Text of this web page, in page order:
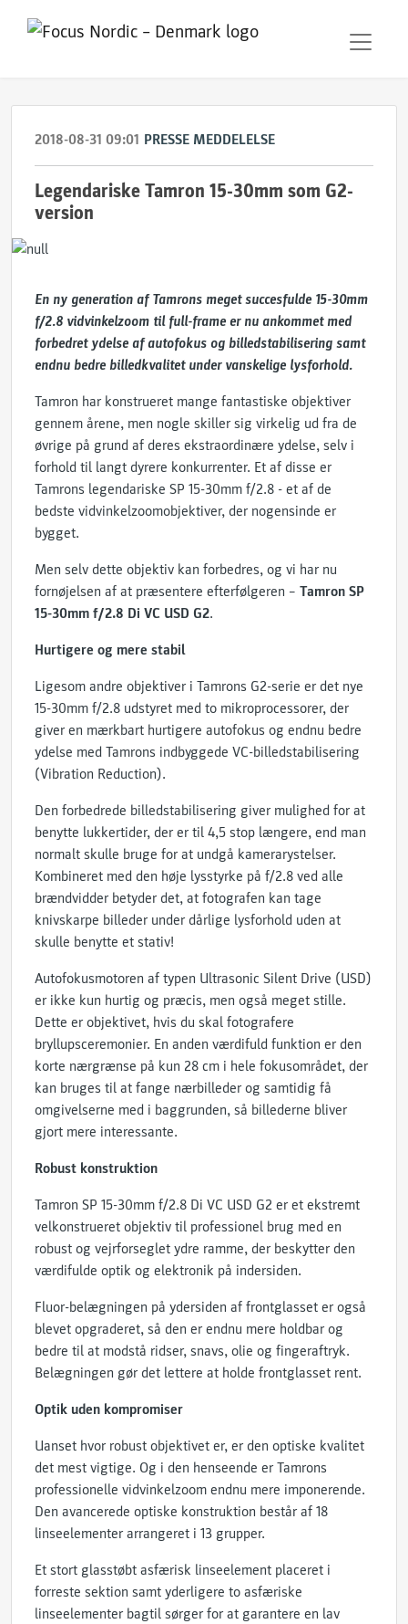
2018-08-31 09:01 PRESSE MEDDELELSE
Legendariske Tamron 15-30mm som G2-
version
En ny generation af Tamrons meget succesfulde 15-30mm
f/2.8 vidvinkelzoom til full-frame er nu ankommet med
forbedret ydelse af autofokus og billedstabilisering samt
endnu bedre billedkvalitet under vanskelige lysforhold.
Tamron har konstrueret mange fantastiske objektiver
gennem årene, men nogle skiller sig virkelig ud fra de
øvrige på grund af deres ekstraordinære ydelse, selv i
forhold til langt dyrere konkurrenter. Et af disse er
Tamrons legendariske SP 15-30mm f/2.8 - et af de
bedste vidvinkelzoomobjektiver, der nogensinde er
bygget.
Men selv dette objektiv kan forbedres, og vi har nu
fornøjelsen af at præsentere efterfølgeren – Tamron SP
15-30mm f/2.8 Di VC USD G2.
Hurtigere og mere stabil
Ligesom andre objektiver i Tamrons G2-serie er det nye
15-30mm f/2.8 udstyret med to mikroprocessorer, der
giver en mærkbart hurtigere autofokus og endnu bedre
ydelse med Tamrons indbyggede VC-billedstabilisering
(Vibration Reduction).
Den forbedrede billedstabilisering giver mulighed for at
benytte lukkertider, der er til 4,5 stop længere, end man
normalt skulle bruge for at undgå kamerarystelser.
Kombineret med den høje lysstyrke på f/2.8 ved alle
brændvidder betyder det, at fotografen kan tage
knivskarpe billeder under dårlige lysforhold uden at
skulle benytte et stativ!
Autofokusmotoren af typen Ultrasonic Silent Drive (USD)
er ikke kun hurtig og præcis, men også meget stille.
Dette er objektivet, hvis du skal fotografere
bryllupsceremonier. En anden værdifuld funktion er den
korte nærgrænse på kun 28 cm i hele fokusområdet, der
kan bruges til at fange nærbilleder og samtidig få
omgivelserne med i baggrunden, så billederne bliver
gjort mere interessante.
Robust konstruktion
Tamron SP 15-30mm f/2.8 Di VC USD G2 er et ekstremt
velkonstrueret objektiv til professionel brug med en
robust og vejrforseglet ydre ramme, der beskytter den
værdifulde optik og elektronik på indersiden.
Fluor-belægningen på ydersiden af frontglasset er også
blevet opgraderet, så den er endnu mere holdbar og
bedre til at modstå ridser, snavs, olie og fingeraftryk.
Belægningen gør det lettere at holde frontglasset rent.
Optik uden kompromiser
Uanset hvor robust objektivet er, er den optiske kvalitet
det mest vigtige. Og i den henseende er Tamrons
professionelle vidvinkelzoom endnu mere imponerende.
Den avancerede optiske konstruktion består af 18
linseelementer arrangeret i 13 grupper.
Et stort glasstøbt asfærisk linseelement placeret i
forreste sektion samt yderligere to asfæriske
linseelementer bagtil sørger for at garantere en lav